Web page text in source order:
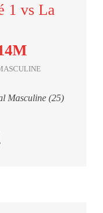
1 vs La
Masculine (25)